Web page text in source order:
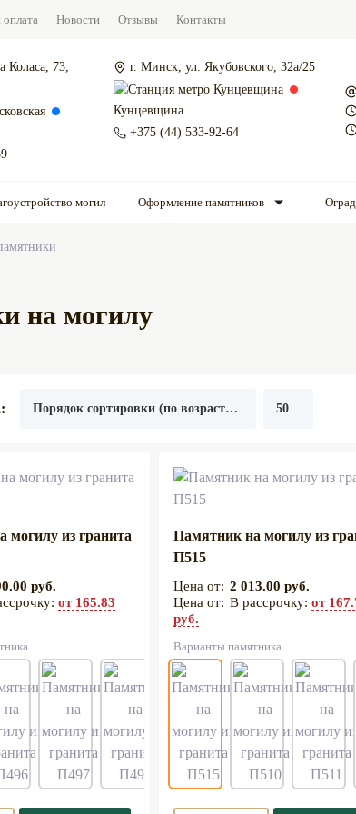
оплата Новости Отзывы Контакты
Коласа, 73,
г. Минск, ул. Якубовского, 32а/25
Кунцевщина
+375 (44) 533-92-64
могил Оформление памятников
на могилу
могилу из гранита
руб.
от 165.83
Памятник на могилу из
П515
2 013.00 руб.
В рассрочку:от
руб.
Варианты памятника